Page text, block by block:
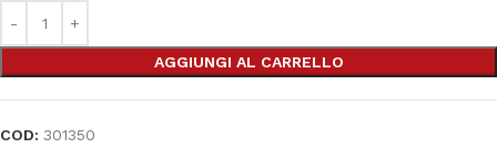
AGGIUNGI AL CARRELLO
COD: 301350